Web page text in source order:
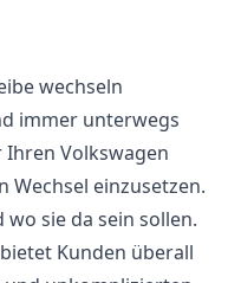
wechseln
immer unterwegs
Volkswagen
Wechsel einzusetzen.
wo sie da sein sollen.
Kunden überall